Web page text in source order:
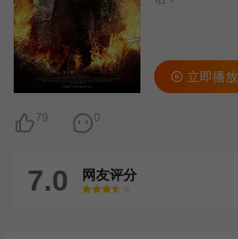
79 0
立即播放
7.0 网友评分
很差
较差还行推荐力荐